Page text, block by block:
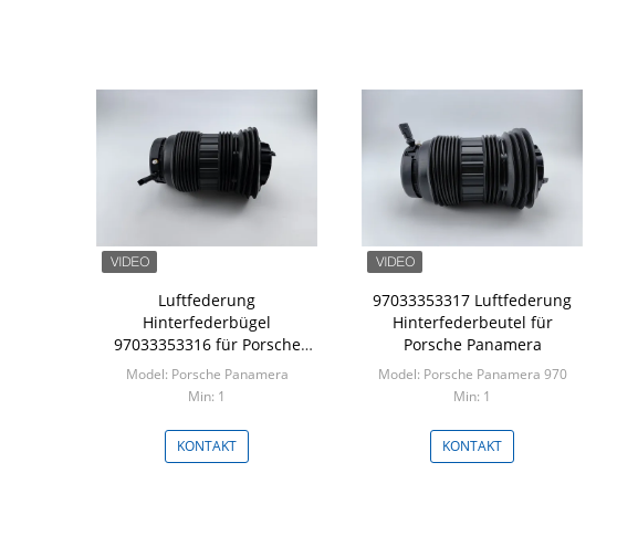
Luftfederung
Hinterfederbügel
97033353316 für Porsche
Panamera
Model: Porsche Panamera
Min: 1
KONTAKT
97033353317 Luftfederung
Hinterfederbeutel für
Porsche Panamera
Model: Porsche Panamera 970
Min: 1
KONTAKT